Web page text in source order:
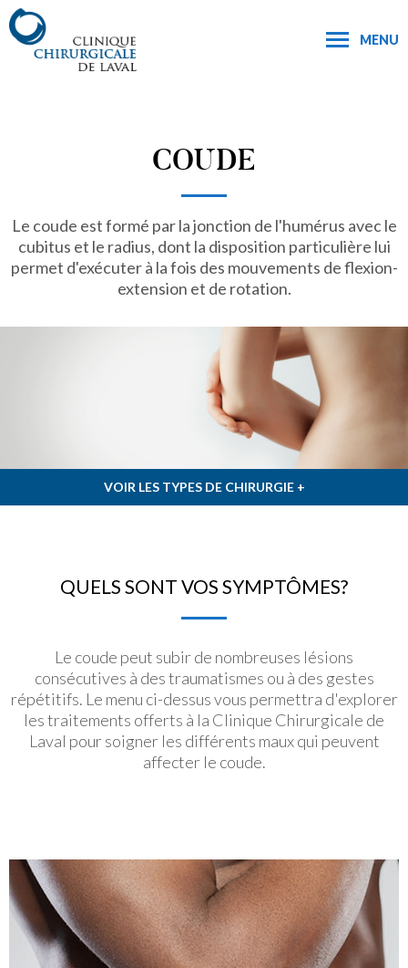
MENU
COUDE
Le coude est formé par la jonction de l'humérus avec le
cubitus et le radius, dont la disposition particulière lui
permet d'exécuter à la fois des mouvements de flexion-
extension et de rotation.
VOIR LES TYPES DE CHIRURGIE +
QUELS SONT VOS SYMPTÔMES?
Le coude peut subir de nombreuses lésions
consécutives à des traumatismes ou à des gestes
répétitifs. Le menu ci-dessus vous permettra d'explorer
les traitements offerts à la Clinique Chirurgicale de
Laval pour soigner les différents maux qui peuvent
affecter le coude.